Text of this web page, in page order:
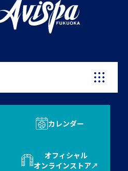
カレンダー
オフィシャル
オンラインストア